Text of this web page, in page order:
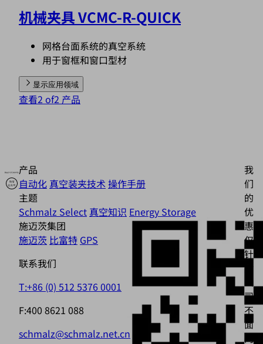
机械夹具 VCMC-R-QUICK
网格台面系统的真空系统
用于窗框和窗口型材
显示应用领域
查看2 of2 产品
产品
自动化 真空装夹技术 操作手册
主题
Schmalz Select 真空知识 Energy Storage
施迈茨集团
施迈茨 比富特 GPS
联系我们
T:+86 (0) 512 5376 0001
F:400 8621 088
schmalz@schmalz.net.cn
我
们
的
优
惠
仅
针
对
司，
不
面